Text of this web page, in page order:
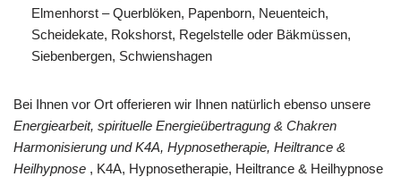
Elmenhorst – Querblöken, Papenborn, Neuenteich,
Scheidekate, Rokshorst, Regelstelle oder Bäkmüssen,
Siebenbergen, Schwienshagen
Bei Ihnen vor Ort offerieren wir Ihnen natürlich ebenso unsere
Energiearbeit, spirituelle Energieübertragung & Chakren
Harmonisierung und K4A, Hypnosetherapie, Heiltrance &
Heilhypnose , K4A, Hypnosetherapie, Heiltrance & Heilhypnose